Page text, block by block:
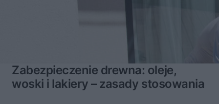
Zabezpieczenie drewna: oleje,
woski i lakiery – zasady stosowania